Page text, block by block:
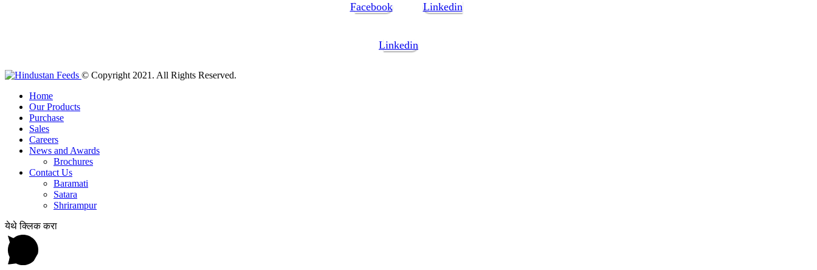
Facebook Linkedin
Linkedin
© Copyright 2021. All Rights Reserved.
Home
Our Products
Purchase
Sales
Careers
News and Awards
Brochures
Contact Us
Baramati
Satara
Shrirampur
येथे क्लिक करा